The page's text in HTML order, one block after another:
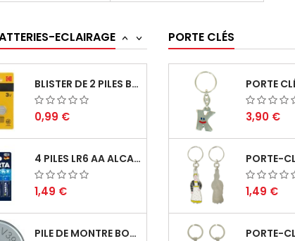
ECLAIRAGE >
<
4,90 €
BLISTER DE 2 PILES BOUTON CR2016 LITHIUM...
0,99 €
4 PILES LR6 AA ALCALINE LONGLIFE POWER 1.5...
1,49 €
PILE DE MONTRE BOUTON 395 (SR927SW) SR57...
PORTE CLÉS
3,90 €
1,49 €